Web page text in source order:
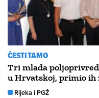
ČESTITAMO
Tri mlada
u Hrvatskoj, primio ih
Rijeka i PGŽ